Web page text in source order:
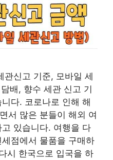
관신고 기준, 모바일 세
배, 향수 세관 신고 기
다. 코로나로 인해 해
서 많은 분들이 해외 여
있습니다. 여행을 다
점에서 물품을 구매하
시 한국으로 입국을 하